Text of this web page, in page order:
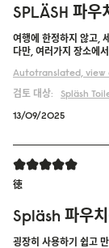
SPLÄSH 파
여행에 한정하지 않고,
다만, 여러가지 장소에
Autotranslated,
검토 대상:
Spläsh
13/09/2025
徳
Spläsh 파우
굉장히 사용하기 쉽고